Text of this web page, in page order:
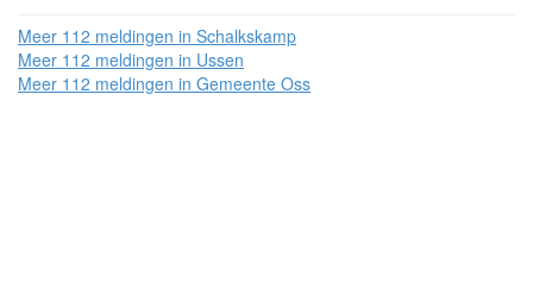
Meer 112 meldingen in Schalkskamp
Meer 112 meldingen in Ussen
Meer 112 meldingen in Gemeente Oss